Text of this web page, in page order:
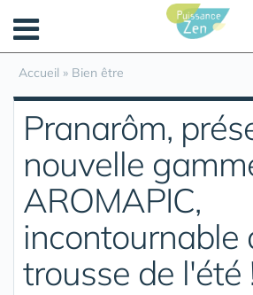
Accueil » Bien être
Pranarôm,
nouvelle
AROMAPIC,
incontournable
trousse de l'été
Panneau de gestion des cookies